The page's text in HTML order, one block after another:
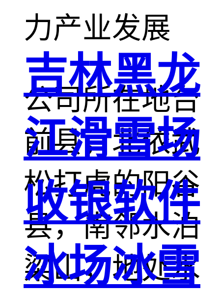
力产业发展
公司所在地台
前县，北依武
松打虎的阳谷
县，南邻水泊
梁山，地处水
吉林黑龙
江滑雪场
收银软件
冰场冰雪